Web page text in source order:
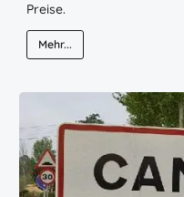
Preise.
Mehr...